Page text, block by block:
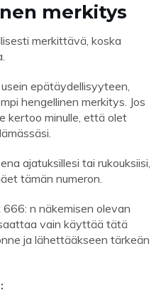
merkitys
merkittävä, koska
epätäydellisyyteen,
hengellinen merkitys. Jos
kertoo minulle, että olet
ajatuksillesi tai rukouksiisi,
tämän numeron.
n näkemisen olevan
vain käyttää tätä
ja lähettääkseen tärkeän